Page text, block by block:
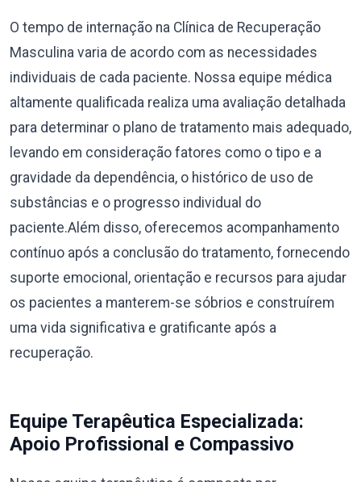
O tempo de internação na Clínica de Recuperação
Masculina varia de acordo com as necessidades
individuais de cada paciente. Nossa equipe médica
altamente qualificada realiza uma avaliação detalhada
para determinar o plano de tratamento mais adequado,
levando em consideração fatores como o tipo e a
gravidade da dependência, o histórico de uso de
substâncias e o progresso individual do
paciente.Além disso, oferecemos acompanhamento
contínuo após a conclusão do tratamento, fornecendo
suporte emocional, orientação e recursos para ajudar
os pacientes a manterem-se sóbrios e construírem
uma vida significativa e gratificante após a
recuperação.
Equipe Terapêutica Especializada:
Apoio Profissional e Compassivo